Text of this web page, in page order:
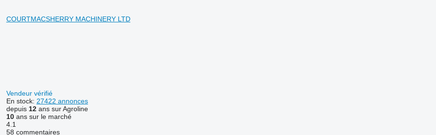
COURTMACSHERRY MACHINERY LTD
Vendeur vérifié
En stock: 27422 annonces
depuis 12ans sur Agroline
10ans sur le marché
4.1
58 commentaires